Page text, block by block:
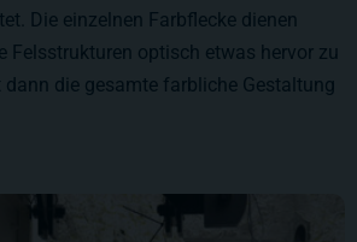
Die einzelnen Farbflecke dienen
Felsstrukturen optisch etwas hervor zu
die gesamte farbliche Gestaltung